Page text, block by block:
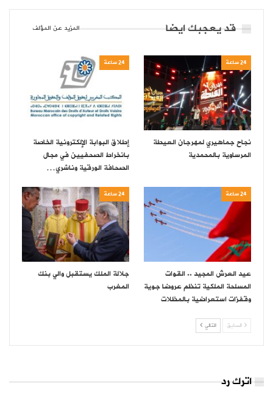
قد يعجبك ايضا المزيد عن المؤلف
24 ساعة
نجاح جماهيري لمهرجان العيطة
المرساوية بالمحمدية
24 ساعة
إطلاق البوابة الإلكترونية الخاصة
بانخراط الصحفيين في مجال
الصحافة الورقية وناشري…
24 ساعة
عيد العرش المجيد .. القوات
المسلحة الملكية تنظم عروضا جوية
وقفزات استعراضية بالمظلات
24 ساعة
جلالة الملك يستقبل والي بنك
المغرب
السابق التالي
اترك رد